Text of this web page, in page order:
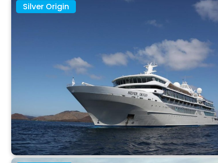
Silver Origin